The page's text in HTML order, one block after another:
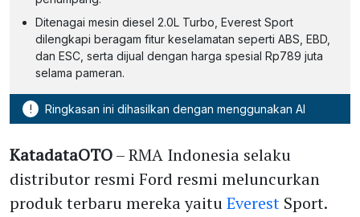
Ditenagai mesin diesel 2.0L Turbo, Everest Sport
dilengkapi beragam fitur keselamatan seperti ABS, EBD,
dan ESC, serta dijual dengan harga spesial Rp789 juta
selama pameran.
! Ringkasan ini dihasilkan dengan menggunakan AI
KatadataOTO– RMA Indonesia selaku
distributor resmi Ford resmi meluncurkan
produk terbaru mereka yaituEverest Sport.